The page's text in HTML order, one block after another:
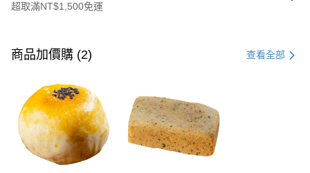
超取滿NT$1,500免運
信用卡一次付款
3 期 0 利率 每期 NT$1,272
合作金庫商業銀行
第一商業銀行
華南商業銀行
彰化商業銀行
上海商業儲蓄銀行
台北富邦商業銀行
國泰世華商業銀行
6 期 0 利率 每期NT$636
合作金庫商業銀行
第一商業銀行
華南商業銀行
彰化商業銀行
超商取貨付款
商品加價購 (2) 查看全部